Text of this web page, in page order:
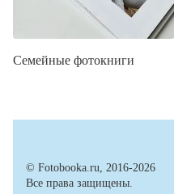
Семейные фотокниги
© Fotobooka.ru, 2016-2026
Все права защищены.